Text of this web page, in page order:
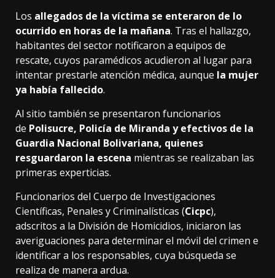
Los allegados de la víctima se enteraron de lo
ocurrido en horas de la mañana. Tras el hallazgo,
habitantes del sector notificaron a equipos de
rescate, cuyos paramédicos acudieron al lugar para
intentar prestarle atención médica, aunque la mujer
ya había fallecido.
Al sitio también se presentaron funcionarios
de Polisucre, Policía de Miranda y efectivos de la
Guardia Nacional Bolivariana, quienes
resguardaron la escena mientras se realizaban las
primeras experticias.
Funcionarios del Cuerpo de Investigaciones
Científicas, Penales y Criminalísticas (Cicpc),
adscritos a la División de Homicidios, iniciaron las
averiguaciones para determinar el móvil del crimen e
identificar a los responsables, cuya búsqueda se
realiza de manera ardua.